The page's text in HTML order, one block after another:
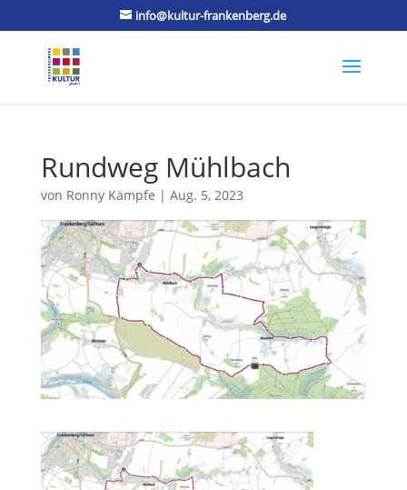
info@kultur-frankenberg.de
Rundweg Mühlbach
von Ronny Kämpfe | Aug. 5, 2023